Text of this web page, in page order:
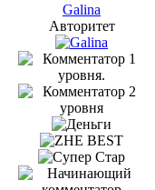
Galina
Авторитет